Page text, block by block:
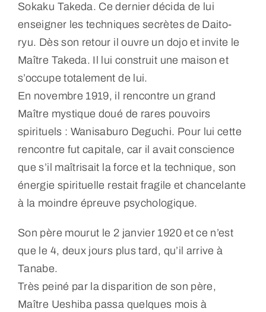
Sokaku Takeda. Ce dernier décida de lui
enseigner les techniques secrètes de Daito-
ryu. Dès son retour il ouvre un dojo et invite le
Maître Takeda. Il lui construit une maison et
s’occupe totalement de lui.
En novembre 1919, il rencontre un grand
Maître mystique doué de rares pouvoirs
spirituels : Wanisaburo Deguchi. Pour lui cette
rencontre fut capitale, car il avait conscience
que s’il maîtrisait la force et la technique, son
énergie spirituelle restait fragile et chancelante
à la moindre épreuve psychologique.
Son père mourut le 2 janvier 1920 et ce n’est
que le 4, deux jours plus tard, qu’il arrive à
Tanabe.
Très peiné par la disparition de son père,
Maître Ueshiba passa quelques mois à